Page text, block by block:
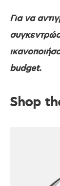
Για να
budget.
Shop